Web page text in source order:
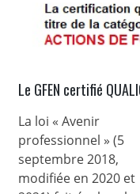
Le GFEN certifié
La loi « Avenir
professionnel » (5
septembre 2018,
modifiée en 2020 et